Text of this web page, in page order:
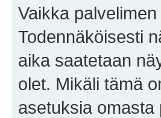
Vaikka
Todennäköisesti
aika saatetaan
olet. Mikäli tämä
asetuksia